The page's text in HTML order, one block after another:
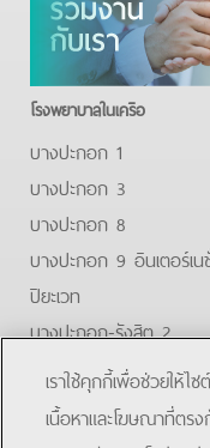
โรงพยาบาลในเครือ
บางปะกอก 1
บางปะกอก 3
บางปะกอก 8
บางปะกอก 9 อินเตอร์เ
ปิยะเวท
บางปะกอก-รังสิต 2
บางปะกอกสมุทรปราการ
FacebookYoutubeLine
เราใช้คุกกี้เพื่อช่วยให้
เนื้อหาและโฆษณาที่ตร